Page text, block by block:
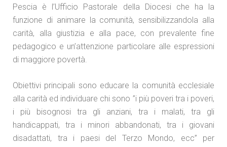
Pescia è l’Ufficio Pastorale della Diocesi che ha la
funzione di animare la comunità, sensibilizzandola alla
carità, alla giustizia e alla pace, con prevalente fine
pedagogico e un’attenzione particolare alle espressioni
di maggiore povertà.
Obiettivi principali sono educare la comunità ecclesiale
alla carità ed individuare chi sono ”i più poveri tra i poveri,
i più bisognosi tra gli anziani, tra i malati, tra gli
handicappati, tra i minori abbandonati, tra i giovani
disadattati, tra i paesi del Terzo Mondo, ecc” per